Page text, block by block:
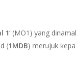
1‘ (MO1) yang
(1MDB) merujuk